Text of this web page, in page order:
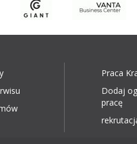
Praca
Dodaj
pracę